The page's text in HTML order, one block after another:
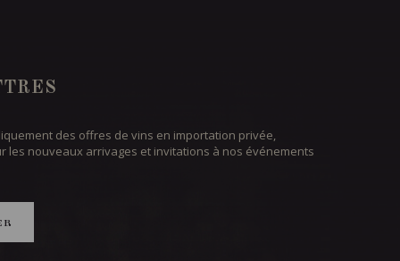
des offres de vins en importation privée,
les nouveaux arrivages et invitations à nos événements